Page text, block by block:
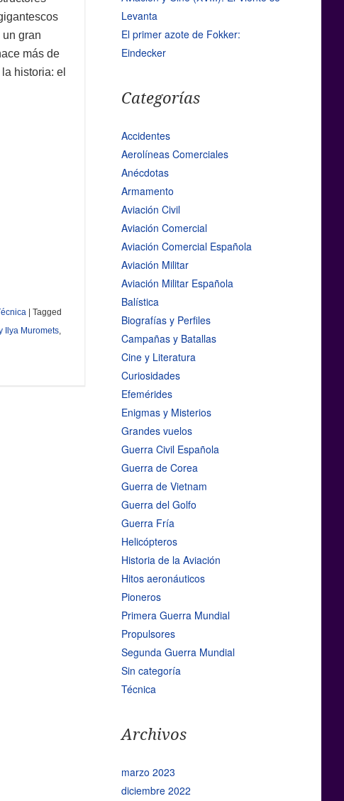
gran
más de
historia: el
Tagged
Ilya Muromets,
Levanta
El primer azote de Fokker:
Eindecker
Categorías
Accidentes
Aerolíneas Comerciales
Anécdotas
Armamento
Aviación Civil
Aviación Comercial
Aviación Comercial Española
Aviación Militar
Aviación Militar Española
Balística
Biografías y Perfiles
Campañas y Batallas
Cine y Literatura
Curiosidades
Efemérides
Enigmas y Misterios
Grandes vuelos
Guerra Civil Española
Guerra de Corea
Guerra de Vietnam
Guerra del Golfo
Guerra Fría
Helicópteros
Historia de la Aviación
Hitos aeronáuticos
Pioneros
Primera Guerra Mundial
Propulsores
Segunda Guerra Mundial
Sin categoría
Técnica
Archivos
marzo 2023
diciembre 2022